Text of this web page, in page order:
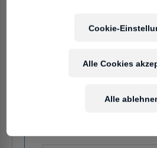
Cookie-
Alle
Alle Cookies